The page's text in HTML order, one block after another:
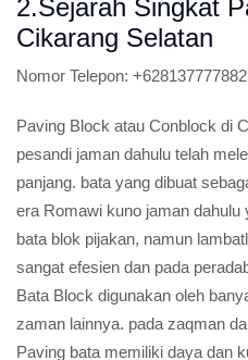
2.Sejarah Singkat
Cikarang Selatan
Nomor Telepon:
Paving Block atau Conblock di
pesandi jaman dahulu telah
panjang. bata yang dibuat
era Romawi kuno jaman
bata blok pijakan, namun
sangat efesien dan pada
Bata Block digunakan oleh
zaman lainnya. pada zaqman
Paving bata memiliki daya dan